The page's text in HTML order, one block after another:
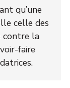
qu’une
celle des
contre la
faire